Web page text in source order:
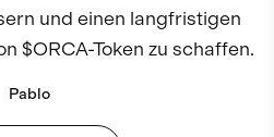
und einen langfristigen
$ORCA-Token zu schaffen.
Pablo